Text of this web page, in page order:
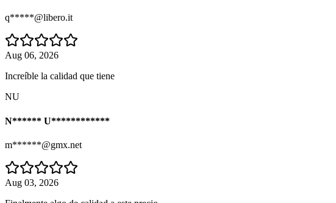
q*****@libero.it
Aug 06, 2026
Increíble la calidad que tiene
NU
N****** U************
m******@gmx.net
Aug 03, 2026